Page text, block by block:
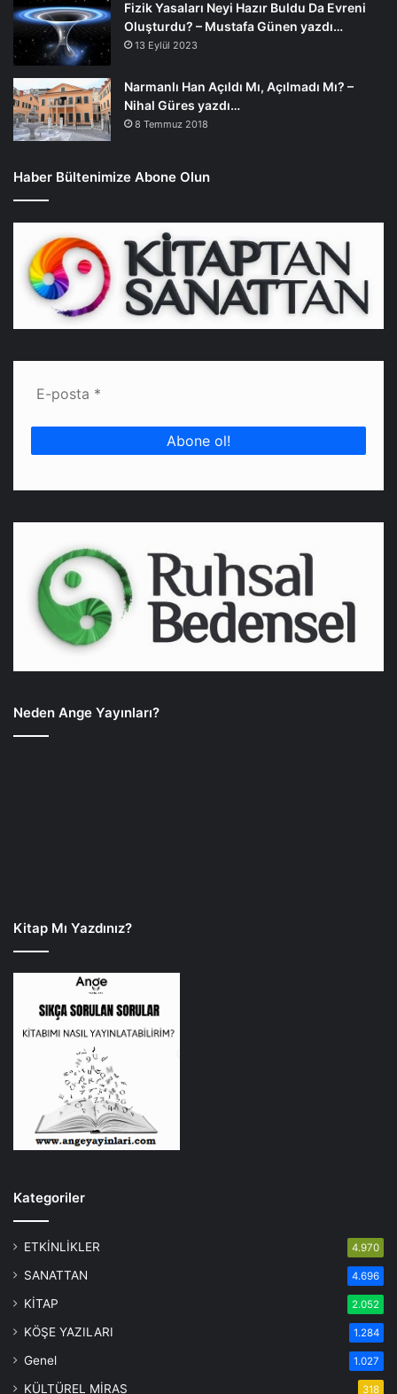
Fizik Yasaları Neyi Hazır Buldu Da Evreni
Oluşturdu? – Mustafa Günen yazdı…
13 Eylül 2023
Narmanlı Han Açıldı Mı, Açılmadı Mı? –
Nihal Güres yazdı…
8 Temmuz 2018
Haber Bültenimize Abone Olun
Neden Ange Yayınları?
Kitap Mı Yazdınız?
Kategoriler
ETKİNLİKLER 4.970
SANATTAN 4.696
KİTAP 2.052
KÖŞE YAZILARI 1.284
Genel 1.027
KÜLTÜREL MİRAS 318